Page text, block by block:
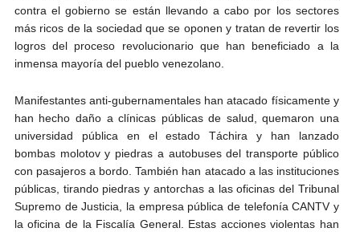
contra el gobierno se están llevando a cabo por los sectores
más ricos de la sociedad que se oponen y tratan de revertir los
logros del proceso revolucionario que han beneficiado a la
inmensa mayoría del pueblo venezolano.
Manifestantes anti-gubernamentales han atacado físicamente y
han hecho daño a clínicas públicas de salud, quemaron una
universidad pública en el estado Táchira y han lanzado
bombas molotov y piedras a autobuses del transporte público
con pasajeros a bordo. También han atacado a las instituciones
públicas, tirando piedras y antorchas a las oficinas del Tribunal
Supremo de Justicia, la empresa pública de telefonía CANTV y
la oficina de la Fiscalía General. Estas acciones violentas han